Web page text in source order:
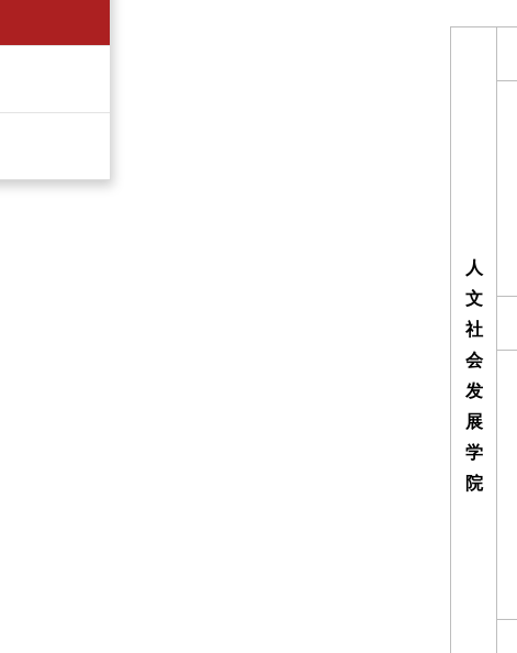
人
文
社
会
发
展
学
院